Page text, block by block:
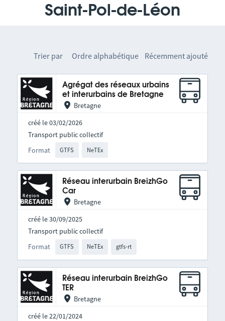
Saint-Pol-de-Léon
Trier par Ordre alphabétique Récemment ajouté
Agrégat des réseaux urbains
et interurbains de Bretagne
Bretagne
créé le 03/02/2026
Format GTFS NeTEx
Transport public collectif
Réseau interurbain BreizhGo
Car
Bretagne
créé le 30/09/2025
Format GTFS NeTEx gtfs-rt
Transport public collectif
Réseau interurbain BreizhGo
TER
Bretagne
créé le 22/01/2024